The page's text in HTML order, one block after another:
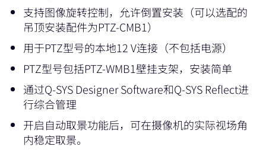
支持图像旋转控制，允许倒置安装（可以选配的
吊顶安装配件为PTZ-CMB1）
用于PTZ型号的本地12 V连接（不包括电源）
PTZ型号包括PTZ-WMB1壁挂支架，安装简单
通过Q-SYS Designer Software和Q-SYS Reflect进
行综合管理
开启自动取景功能后，可在摄像机的实际视场角
内稳定取景。